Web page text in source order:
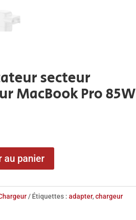
secteur
MacBook Pro 85W
au panier
Étiquettes : adapter,chargeur